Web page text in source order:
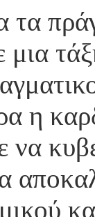
τα
η